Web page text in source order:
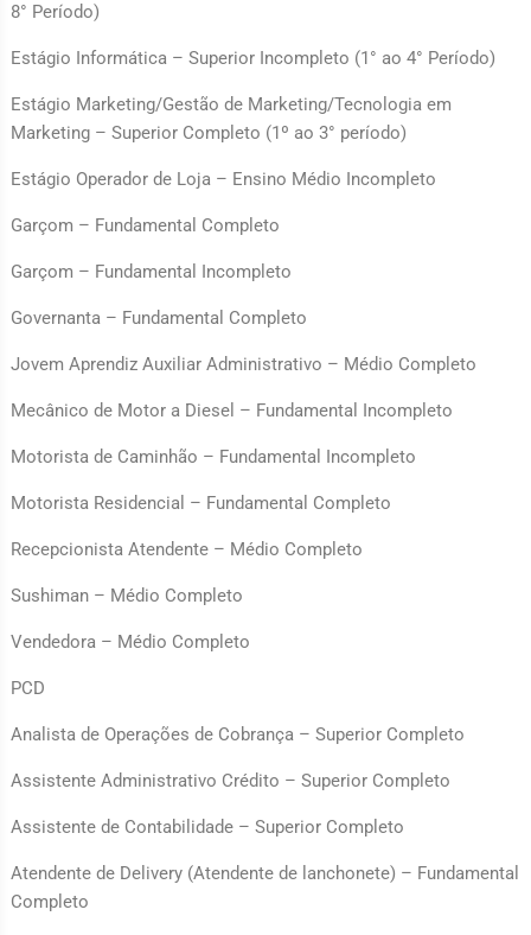
8° Período)
Estágio Informática – Superior Incompleto (1° ao 4° Período)
Estágio Marketing/Gestão de Marketing/Tecnologia em
Marketing – Superior Completo (1º ao 3° período)
Estágio Operador de Loja – Ensino Médio Incompleto
Garçom – Fundamental Completo
Garçom – Fundamental Incompleto
Governanta – Fundamental Completo
Jovem Aprendiz Auxiliar Administrativo – Médio Completo
Mecânico de Motor a Diesel – Fundamental Incompleto
Motorista de Caminhão – Fundamental Incompleto
Motorista Residencial – Fundamental Completo
Recepcionista Atendente – Médio Completo
Sushiman – Médio Completo
Vendedora – Médio Completo
PCD
Analista de Operações de Cobrança – Superior Completo
Assistente Administrativo Crédito – Superior Completo
Assistente de Contabilidade – Superior Completo
Atendente de Delivery (Atendente de lanchonete) – Fundamental
Completo